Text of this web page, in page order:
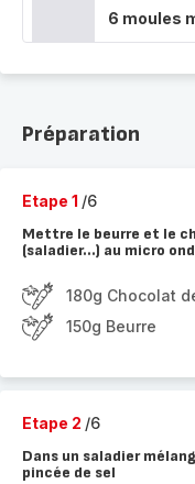
6 moules
Préparation
Etape 1 /6
Mettre le beurre et le
(saladier...) au micro
180g Chocolat
150g Beurre
Etape 2 /6
Dans un saladier
pincée de sel